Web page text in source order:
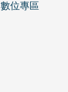
數位專區